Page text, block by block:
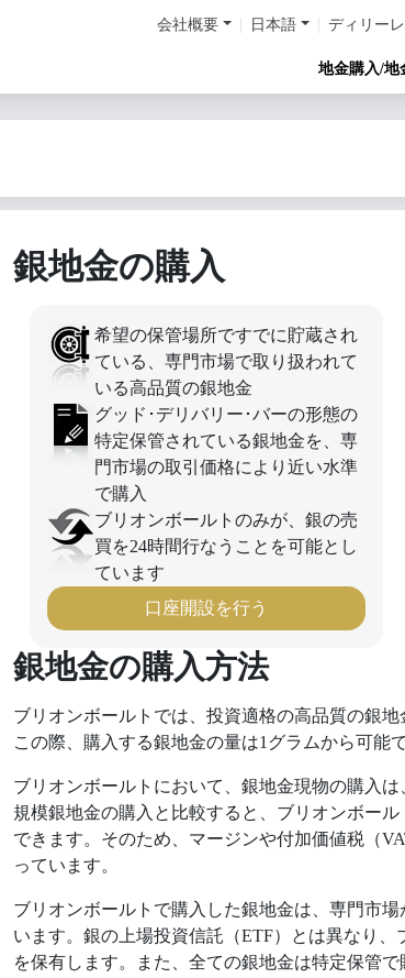
会社概要 日本語 ディリー
地金購入/地
銀地金の購入
希望の保管場所ですでに貯蔵され
ている、専門市場で取り扱われて
いる高品質の銀地金
グッド･デリバリー･バーの形態の
特定保管されている銀地金を、専
門市場の取引価格により近い水準
で購入
ブリオンボールトのみが、銀の売
買を24時間行なうことを可能とし
ています
口座開設を行う
銀地金の購入方法
ブリオンボールトでは、投資適格の高品質の銀
この際、購入する銀地金の量は1グラムから可能で
ブリオンボールトにおいて、銀地金現物の購入
規模銀地金の購入と比較すると、ブリオンボー
できます。そのため、マージンや付加価値税（
っています。
ブリオンボールトで購入した銀地金は、専門市
います。銀の上場投資信託（ETF）とは異なり
を保有します。また、全ての銀地金は特定保管